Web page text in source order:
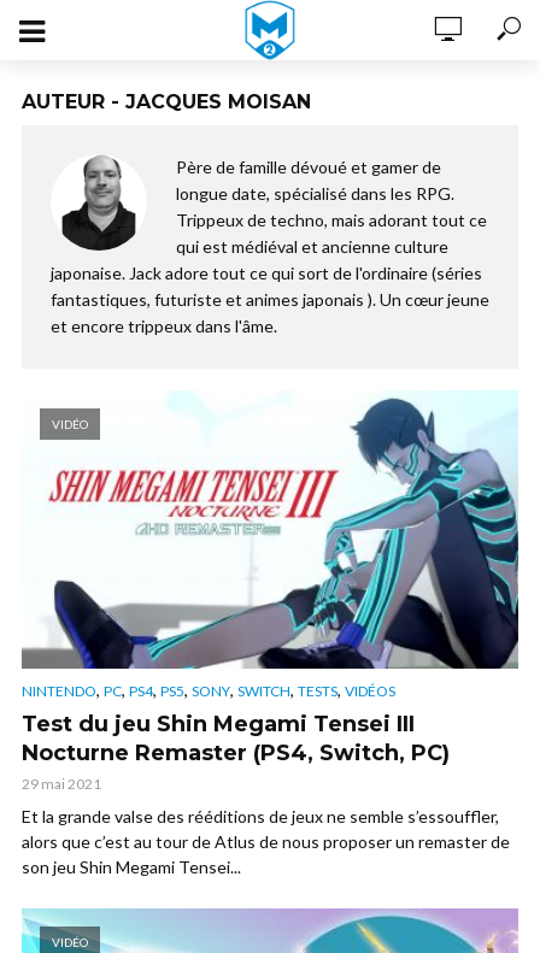
AUTEUR - JACQUES MOISAN
Père de famille dévoué et gamer de
longue date, spécialisé dans les RPG.
Trippeux de techno, mais adorant tout ce
qui est médiéval et ancienne culture
japonaise. Jack adore tout ce qui sort de l'ordinaire (séries
fantastiques, futuriste et animes japonais ). Un cœur jeune
et encore trippeux dans l'âme.
VIDÉO
NINTENDO, PC, PS4, PS5, SONY, SWITCH, TESTS, VIDÉOS
Test du jeu Shin Megami Tensei III
Nocturne Remaster (PS4, Switch, PC)
29 mai 2021
Et la grande valse des rééditions de jeux ne semble s’essouffler,
alors que c’est au tour de Atlus de nous proposer un remaster de
son jeu Shin Megami Tensei...
VIDÉO